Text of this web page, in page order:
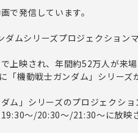
で発信しています。
ダムシリーズプロジェクション
上映され、年間約52万人が来
「機動戦士ガンダム」シリーズ
ダム」シリーズのプロジェクシ
～/20:30～/21:30～に放映